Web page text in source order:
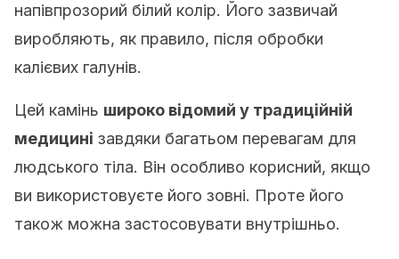
напівпрозорий білий колір. Його зазвичай
виробляють, як правило, після обробки
калієвих галунів.
Цей камінь широко відомий у традиційній
медицині завдяки багатьом перевагам для
людського тіла. Він особливо корисний, якщо
ви використовуєте його зовні. Проте його
також можна застосовувати внутрішньо.